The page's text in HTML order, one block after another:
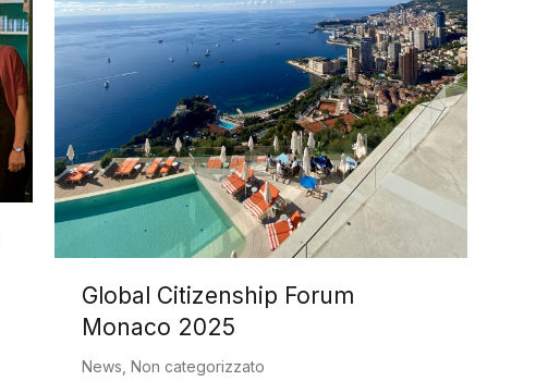
Global Citizenship Forum
Monaco 2025
News Non categorizzato